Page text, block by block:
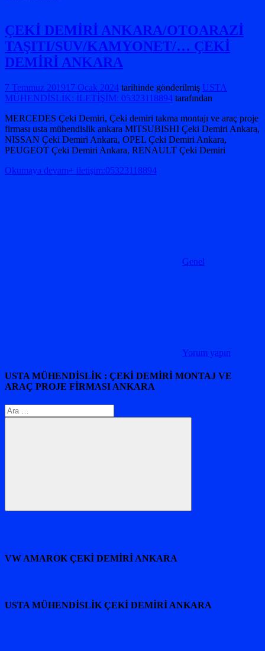
ÇEKİ DEMİRİ ANKARA/OTOARAZİ
TAŞITI/SUV/KAMYONET/… ÇEKİ
DEMİRİ ANKARA
7 Temmuz 201917 Ocak 2024 tarihinde gönderilmiş USTA
MÜHENDİSLİK: İLETİŞİM: 05323118894 tarafından
MERCEDES Çeki Demiri, Çeki demiri takma montajı ve araç proje
firması usta mühendislik ankara MITSUBISHI Çeki Demiri Ankara,
NISSAN Çeki Demiri Ankara, OPEL Çeki Demiri Ankara,
PEUGEOT Çeki Demiri Ankara, RENAULT Çeki Demiri
Okumaya devam+ iletişim:05323118894
Genel
Yorum yapın
USTA MÜHENDİSLİK : ÇEKİ DEMİRİ MONTAJ VE
ARAÇ PROJE FİRMASI ANKARA
Arama:
Ara
VW AMAROK ÇEKİ DEMİRİ ANKARA
USTA MÜHENDİSLİK ÇEKİ DEMİRİ ANKARA